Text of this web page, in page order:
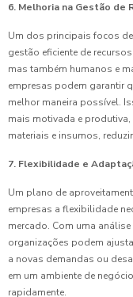
6. Melhoria na Gestão de
Um dos principais focos
gestão eficiente de
mas também humanos e
empresas podem garantir
melhor maneira possível.
mais motivada e
materiais e insumos,
7. Flexibilidade e
Um plano de
empresas a flexibilidade
mercado. Com uma
organizações podem
a novas demandas ou
em um ambiente de
rapidamente.